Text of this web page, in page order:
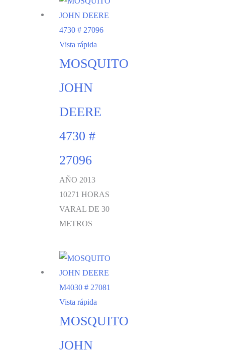
Vista rápida
MOSQUITO
JOHN
DEERE
4730 #
27096
AÑO 2013
10271 HORAS
VARAL DE 30
METROS
Vista rápida
MOSQUITO
JOHN